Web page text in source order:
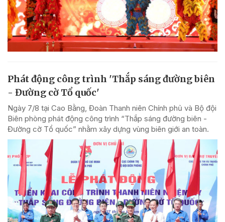
Phát động công trình 'Thắp sáng đường biên
- Đường cờ Tổ quốc'
Ngày 7/8 tại Cao Bằng, Đoàn Thanh niên Chính phủ và Bộ đội
Biên phòng phát động công trình “Thắp sáng đường biên -
Đường cờ Tổ quốc” nhằm xây dựng vùng biên giới an toàn.